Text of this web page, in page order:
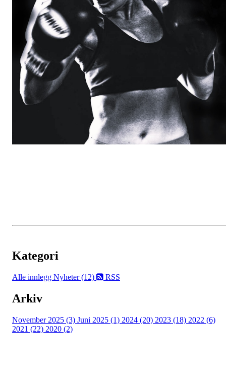
Kategori
Alle innlegg Nyheter (12) RSS
Arkiv
November 2025 (3) Juni 2025 (1) 2024 (20) 2023 (18) 2022 (6)
2021 (22) 2020 (2)